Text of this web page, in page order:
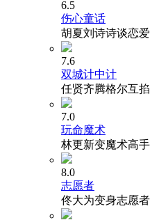
6.5
伤心童话
胡夏刘诗诗谈恋爱
7.6
双城计中计
任贤齐腾格尔互掐
7.0
玩命魔术
林更新变魔术高手
8.0
志愿者
佟大为变身志愿者